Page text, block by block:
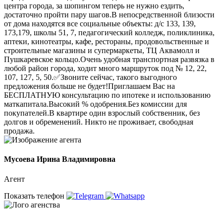
центра города, за шопингом теперь не нужно ездить,
достаточно пройти пару шагов.В непосредственной близости
от дома находятся все социальные объекты: д/с 133, 139,
173,179, школы 51, 7, педагогический колледж, поликлиника,
аптеки, кинотеатры, кафе, рестораны, продовольственные и
строительные магазины и супермаркеты, ТЦ Аквамолл и
Пушкаревское кольцо.Очень удобная транспортная развязка в
любой район города, ходит много маршруток под № 12, 22,
107, 127, 5, 50.✅Звоните сейчас, такого выгодного
предложения больше не будет!Приглашаем Вас на
БЕСПЛАТНУЮ консультацию по ипотеке и использованию
маткапитала.Высокий % одобрения.Без комиссии для
покупателей.В квартире один взрослый собственник, без
долгов и обременений. Никто не проживает, свободная
продажа.
Мусоева Ирина Владимировна
Агент
Показать телефон